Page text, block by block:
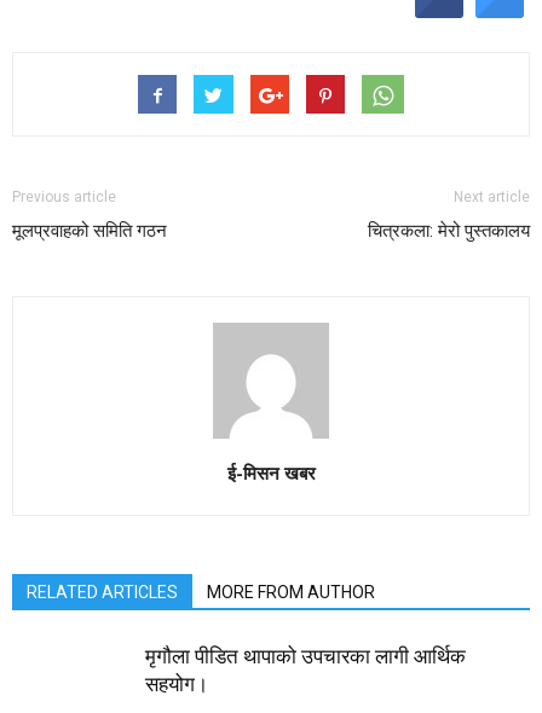
Previous article
मूलप्रवाहको समिति गठन
Next article
चित्रकला: मेरो पुस्तकालय
ई-मिसन खबर
RELATED ARTICLES MORE FROM AUTHOR
मृगौला पीडित थापाको उपचारका लागी आर्थिक
सहयोग।